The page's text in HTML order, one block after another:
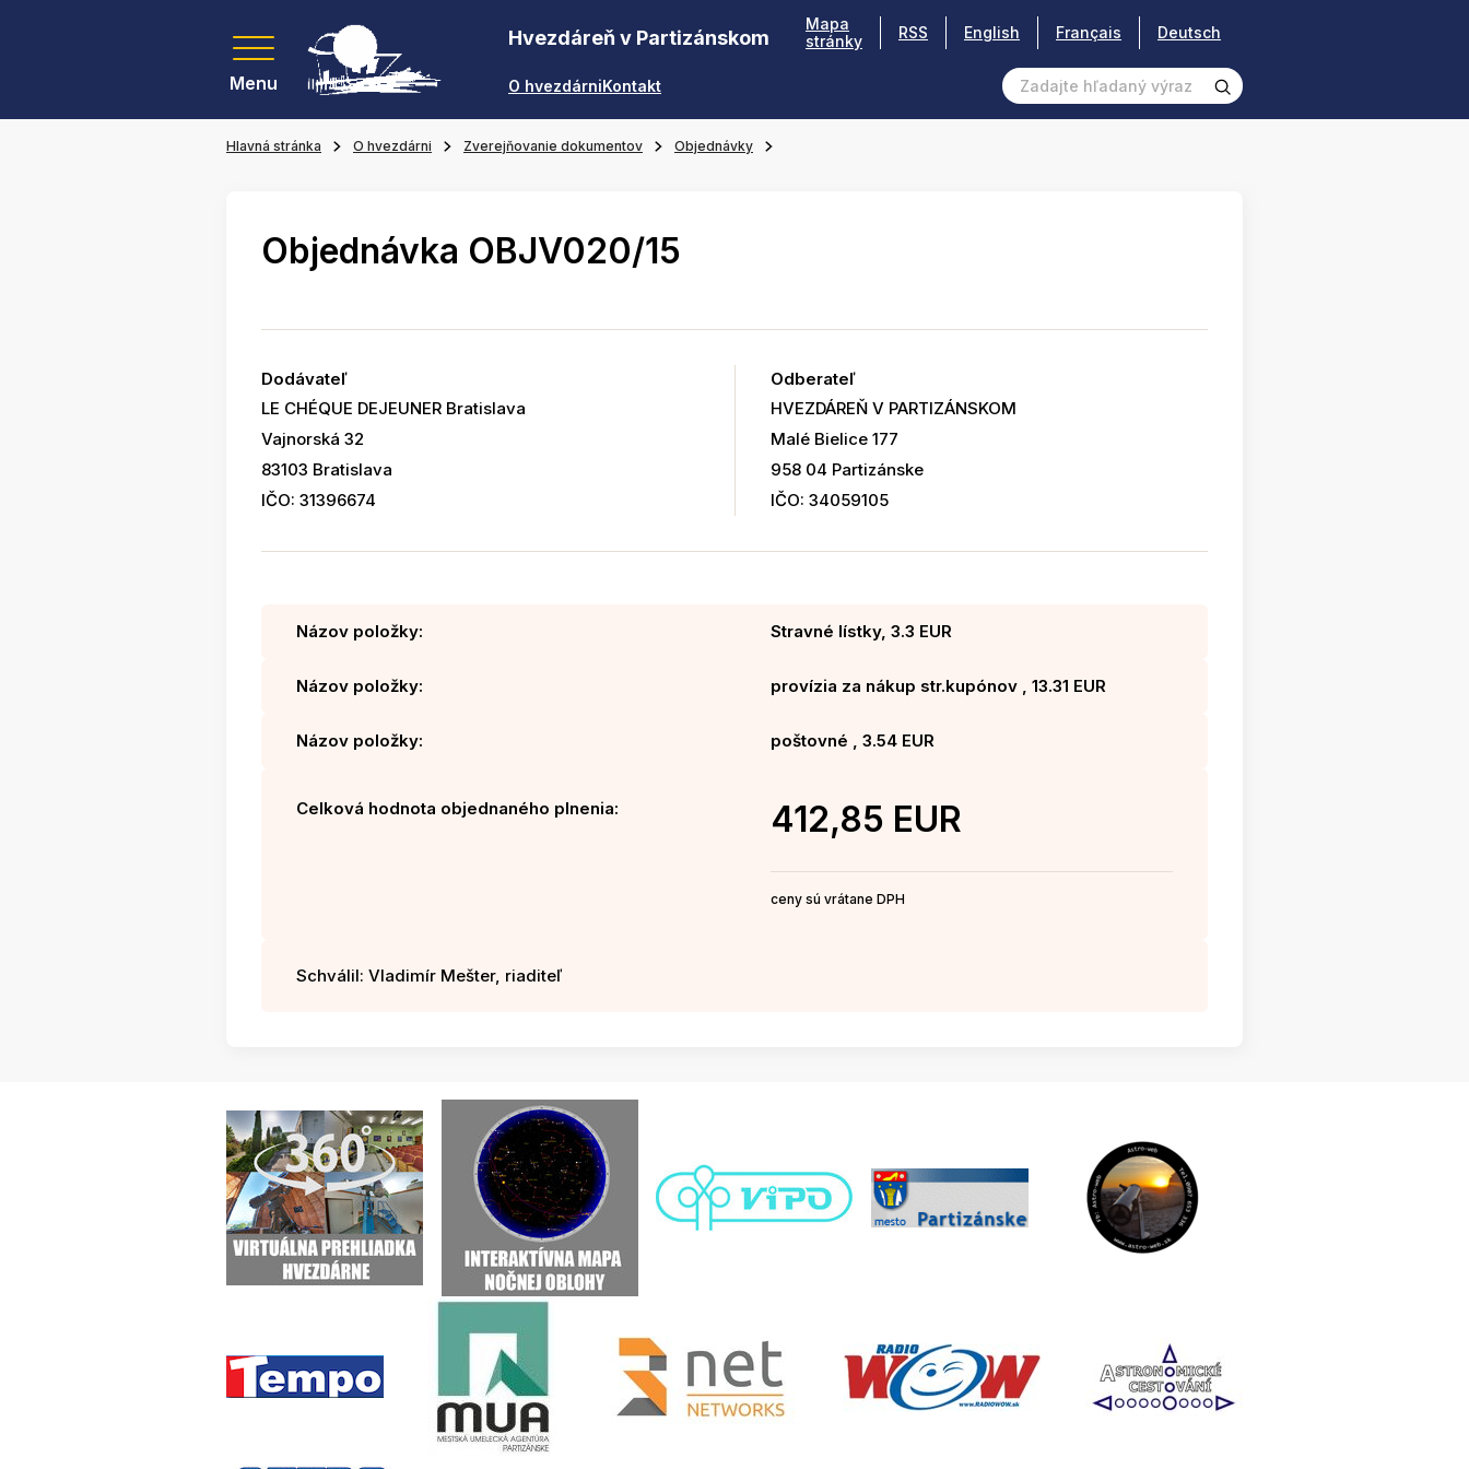
Menu
Hvezdáreň v Partizánskom
O hvezdárniKontakt
Mapa
stránky
RSS English Français Deutsch
Hlavná stránka O hvezdárni Zverejňovanie dokumentov Objednávky
Objednávka OBJV020/15
Dodávateľ
LE CHÉQUE DEJEUNER Bratislava
Vajnorská 32
83103 Bratislava
IČO: 31396674
Odberateľ
HVEZDÁREŇ V PARTIZÁNSKOM
Malé Bielice 177
958 04 Partizánske
IČO: 34059105
Názov položky: Stravné lístky, 3.3 EUR
Názov položky: provízia za nákup str.kupónov , 13.31 EUR
Názov položky: poštovné , 3.54 EUR
Celková hodnota objednaného plnenia: 412,85 EUR
ceny sú vrátane DPH
Schválil: Vladimír Mešter, riaditeľ